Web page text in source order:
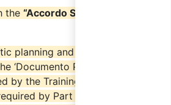
the “Accordo Stato Regioni” of
planning and organisation of
‘Documento Progettuale’ has
by the Training Project
by Part IV, point 2.6 of